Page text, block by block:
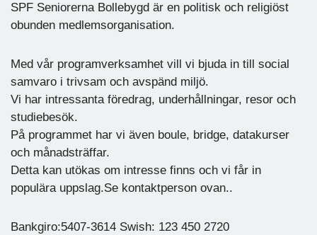
SPF Seniorerna Bollebygd är en politisk och religiöst
obunden medlemsorganisation.
Med vår programverksamhet vill vi bjuda in till social
samvaro i trivsam och avspänd miljö.
Vi har intressanta föredrag, underhållningar, resor och
studiebesök.
På programmet har vi även boule, bridge, datakurser
och månadsträffar.
Detta kan utökas om intresse finns och vi får in
populära uppslag.Se kontaktperson ovan..
Bankgiro:5407-3614 Swish: 123 450 2720